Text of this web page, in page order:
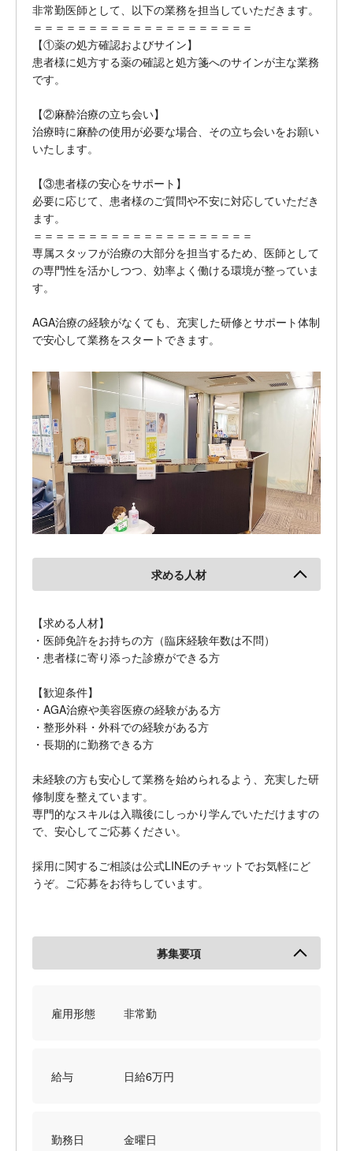
非常勤医師として、以下の業務を担当していただきます。
＝＝＝＝＝＝＝＝＝＝＝＝＝＝＝＝＝＝＝＝
【①薬の処方確認およびサイン】
患者様に処方する薬の確認と処方箋へのサインが主な業務
です。
【②麻酔治療の立ち会い】
治療時に麻酔の使用が必要な場合、その立ち会いをお願い
いたします。
【③患者様の安心をサポート】
必要に応じて、患者様のご質問や不安に対応していただき
ます。
＝＝＝＝＝＝＝＝＝＝＝＝＝＝＝＝＝＝＝＝
専属スタッフが治療の大部分を担当するため、医師として
の専門性を活かしつつ、効率よく働ける環境が整っていま
す。
AGA治療の経験がなくても、充実した研修とサポート体制
で安心して業務をスタートできます。
求める人材
【求める人材】
・医師免許をお持ちの方（臨床経験年数は不問）
・患者様に寄り添った診療ができる方
【歓迎条件】
・AGA治療や美容医療の経験がある方
・整形外科・外科での経験がある方
・長期的に勤務できる方
未経験の方も安心して業務を始められるよう、充実した研
修制度を整えています。
専門的なスキルは入職後にしっかり学んでいただけますの
で、安心してご応募ください。
採用に関するご相談は公式LINEのチャットでお気軽にど
うぞ。ご応募をお待ちしています。
募集要項
雇用形態 非常勤
給与 日給6万円
勤務日 金曜日